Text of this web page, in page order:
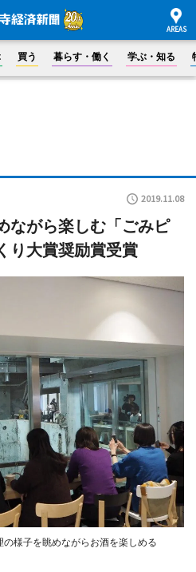
買う 暮らす・働く 学ぶ・知る
2019.11.08
ながら楽しむ「ごみピ
り大賞奨励賞受賞
の様子を眺めながらお酒を楽しめる